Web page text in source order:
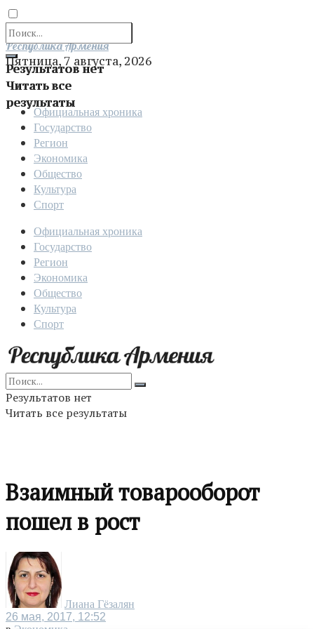
Результатов нет
Читать все
результаты
Отправить
Республика Армения
Пятница, 7 августа, 2026
Официальная хроника
Государство
Регион
Экономика
Общество
Культура
Спорт
Официальная хроника
Государство
Регион
Экономика
Общество
Культура
Спорт
Результатов нет
Читать все результаты
Взаимный товарооборот
пошел в рост
Лиана Гёзалян
26 мая, 2017, 12:52